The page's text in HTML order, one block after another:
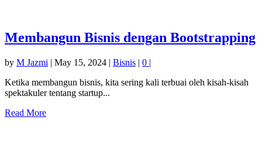
Membangun Bisnis dengan Bootstrapping
by M Jazmi | May 15, 2024 | Bisnis | 0 |
Ketika membangun bisnis, kita sering kali terbuai oleh kisah-kisah
spektakuler tentang startup...
Read More